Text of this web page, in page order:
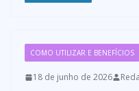
COMO UTILIZAR E BENEFÍCIOS
18 de junho de 2026